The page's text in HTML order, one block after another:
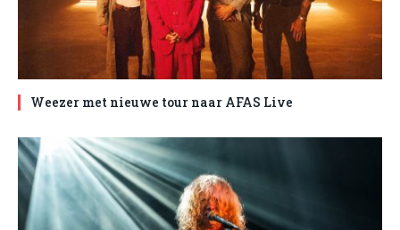
Weezer met nieuwe tour naar AFAS Live